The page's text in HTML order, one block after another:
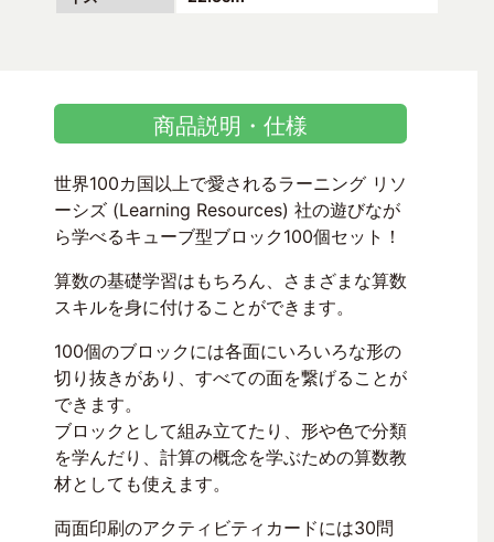
商品説明・仕様
世界100カ国以上で愛されるラーニング リソ
ーシズ (Learning Resources) 社の遊びなが
ら学べるキューブ型ブロック100個セット！
算数の基礎学習はもちろん、さまざまな算数
スキルを身に付けることができます。
100個のブロックには各面にいろいろな形の
切り抜きがあり、すべての面を繋げることが
できます。
ブロックとして組み立てたり、形や色で分類
を学んだり、計算の概念を学ぶための算数教
材としても使えます。
両面印刷のアクティビティカードには30問